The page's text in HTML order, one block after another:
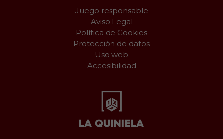
Juego responsable
Aviso Legal
Política de Cookies
Protección de datos
Uso web
Accesibilidad